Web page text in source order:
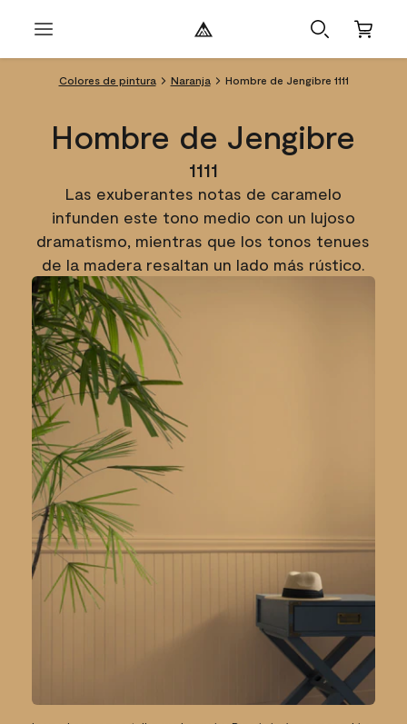
Colores de pintura Naranja Hombre de Jengibre 1111
Hombre de Jengibre
1111
Las exuberantes notas de caramelo
infunden este tono medio con un lujoso
dramatismo, mientras que los tonos tenues
de la madera resaltan un lado más rústico.